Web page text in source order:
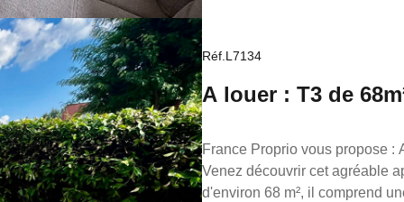
Réf.L7134
A louer : T3 de
Toulouse - 31500
France Proprio vous propose : ARGOULETS - TOULOUSE : Résidence calme et sécurisée.
Venez découvrir cet agréable
d'environ 68 m², il comprend